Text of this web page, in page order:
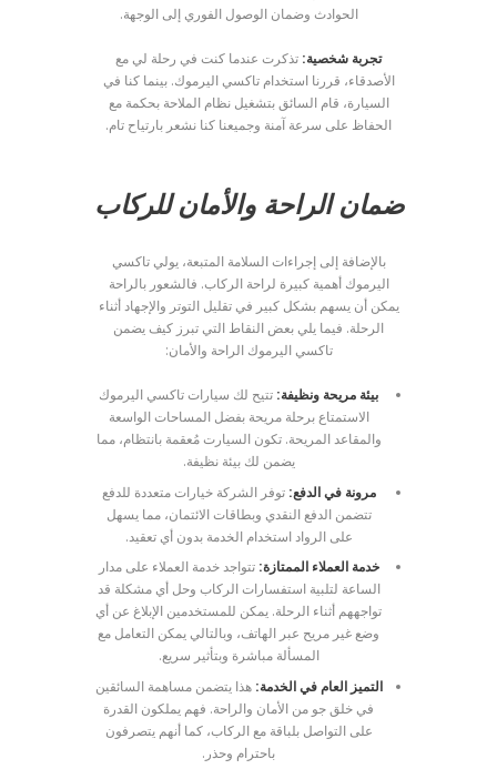
الحوادث وضمان الوصول الفوري إلى الوجهة.
تجربة شخصية: تذكرت عندما كنت في رحلة لي مع
الأصدقاء، قررنا استخدام تاكسي اليرموك. بينما كنا في
السيارة، قام السائق بتشغيل نظام الملاحة بحكمة مع
الحفاظ على سرعة آمنة وجميعنا كنا نشعر بارتياح تام.
ضمان الراحة والأمان للركاب
بالإضافة إلى إجراءات السلامة المتبعة، يولي تاكسي
اليرموك أهمية كبيرة لراحة الركاب. فالشعور بالراحة
يمكن أن يسهم بشكل كبير في تقليل التوتر والإجهاد أثناء
الرحلة. فيما يلي بعض النقاط التي تبرز كيف يضمن
تاكسي اليرموك الراحة والأمان:
بيئة مريحة ونظيفة: تتيح لك سيارات تاكسي اليرموك
الاستمتاع برحلة مريحة بفضل المساحات الواسعة
والمقاعد المريحة. تكون السيارت مُعقمة بانتظام، مما
يضمن لك بيئة نظيفة.
مرونة في الدفع: توفر الشركة خيارات متعددة للدفع
تتضمن الدفع النقدي وبطاقات الائتمان، مما يسهل
على الرواد استخدام الخدمة بدون أي تعقيد.
خدمة العملاء الممتازة: تتواجد خدمة العملاء على مدار
الساعة لتلبية استفسارات الركاب وحل أي مشكلة قد
تواجههم أثناء الرحلة. يمكن للمستخدمين الإبلاغ عن أي
وضع غير مريح عبر الهاتف، وبالتالي يمكن التعامل مع
المسألة مباشرة وبتأثير سريع.
التميز العام في الخدمة: هذا يتضمن مساهمة السائقين
في خلق جو من الأمان والراحة. فهم يملكون القدرة
على التواصل بلباقة مع الركاب، كما أنهم يتصرفون
باحترام وحذر.